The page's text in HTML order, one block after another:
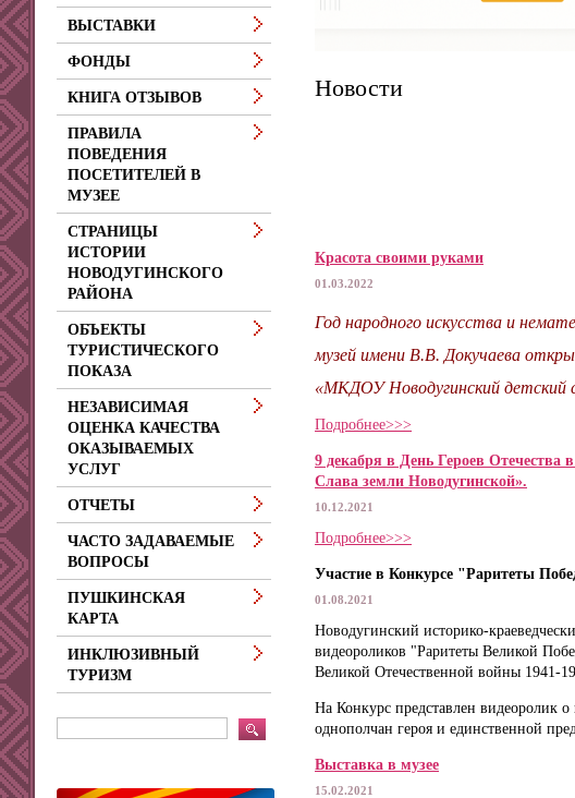
Новости
Красота своими руками
01.03.2022
Год народного искусства и
музей имени В.В. Докучаева
«МКДОУ Новодугинский детский
Подробнее>>>
9 декабря в День Героев Отечества
Слава земли Новодугинской».
10.12.2021
Подробнее>>>
Участие в Конкурсе "Раритеты
01.08.2021
Новодугинский историко-
видеороликов "Раритеты Великой
Великой Отечественной войны 1941-
На Конкурс представлен видеоролик
однополчан героя и единственной
Выставка в музее
15.02.2021
ВЫСТАВКИ
ФОНДЫ
КНИГА ОТЗЫВОВ
ПРАВИЛА
ПОВЕДЕНИЯ
ПОСЕТИТЕЛЕЙ В
МУЗЕЕ
СТРАНИЦЫ
ИСТОРИИ
НОВОДУГИНСКОГО
РАЙОНА
ОБЪЕКТЫ
ТУРИСТИЧЕСКОГО
ПОКАЗА
НЕЗАВИСИМАЯ
ОЦЕНКА КАЧЕСТВА
ОКАЗЫВАЕМЫХ
УСЛУГ
ОТЧЕТЫ
ЧАСТО ЗАДАВАЕМЫЕ
ВОПРОСЫ
ПУШКИНСКАЯ
КАРТА
ИНКЛЮЗИВНЫЙ
ТУРИЗМ